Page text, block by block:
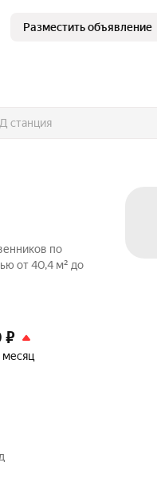
Разместить объявление
по
от 40,4 м² до
₽
месяц